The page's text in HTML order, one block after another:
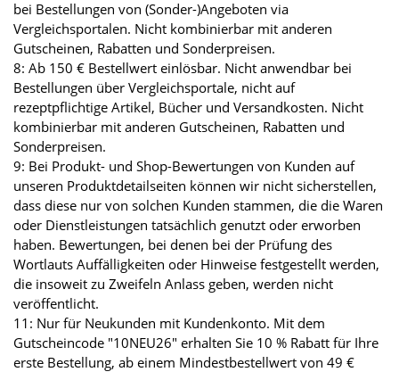
bei Bestellungen von (Sonder-)Angeboten via
Vergleichsportalen. Nicht kombinierbar mit anderen
Gutscheinen, Rabatten und Sonderpreisen.
8: Ab 150 € Bestellwert einlösbar. Nicht anwendbar bei
Bestellungen über Vergleichsportale, nicht auf
rezeptpflichtige Artikel, Bücher und Versandkosten. Nicht
kombinierbar mit anderen Gutscheinen, Rabatten und
Sonderpreisen.
9: Bei Produkt- und Shop-Bewertungen von Kunden auf
unseren Produktdetailseiten können wir nicht sicherstellen,
dass diese nur von solchen Kunden stammen, die die Waren
oder Dienstleistungen tatsächlich genutzt oder erworben
haben. Bewertungen, bei denen bei der Prüfung des
Wortlauts Auffälligkeiten oder Hinweise festgestellt werden,
die insoweit zu Zweifeln Anlass geben, werden nicht
veröffentlicht.
11: Nur für Neukunden mit Kundenkonto. Mit dem
Gutscheincode "10NEU26" erhalten Sie 10 % Rabatt für Ihre
erste Bestellung, ab einem Mindestbestellwert von 49 €